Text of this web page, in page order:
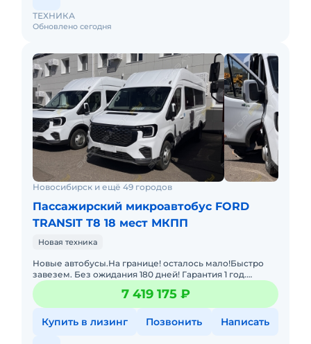
Обновлено сегодня
ТЕХНИКА
Новосибирск и ещё 49 городов
Пассажирский микроавтобус FORD
TRANSIT T8 18 мест МКПП
Новая техника
Новые автобусы.На границе! осталось мало!Быстро
завезем. Без ожидания 180 дней! Гарантия 1 год.
Лизинг. Цена с НДС и коммерческим утилем.
Звоните,пишите! Длина7 419 175 ₽
Купить в лизинг Позвонить Написать